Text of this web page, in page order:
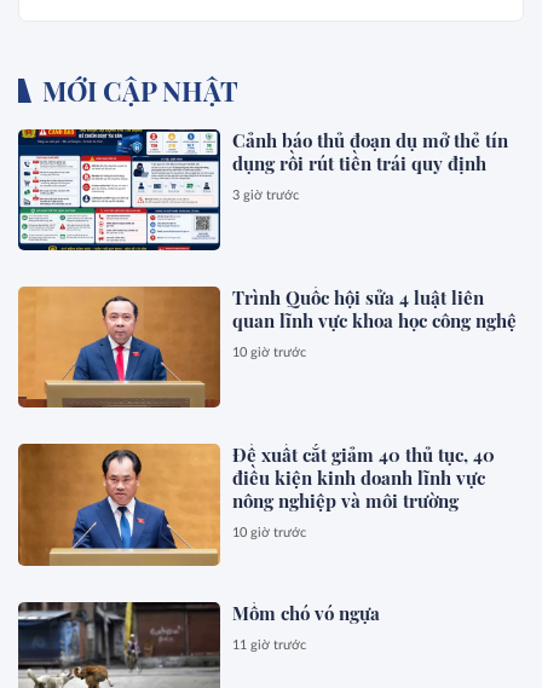
MỚI CẬP NHẬT
Cảnh báo thủ đoạn dụ mở thẻ tín
dụng rồi rút tiền trái quy định
3 giờ trước
Trình Quốc hội sửa 4 luật liên
quan lĩnh vực khoa học công nghệ
10 giờ trước
Đề xuất cắt giảm 40 thủ tục, 40
điều kiện kinh doanh lĩnh vực
nông nghiệp và môi trường
10 giờ trước
Mồm chó vó ngựa
11 giờ trước